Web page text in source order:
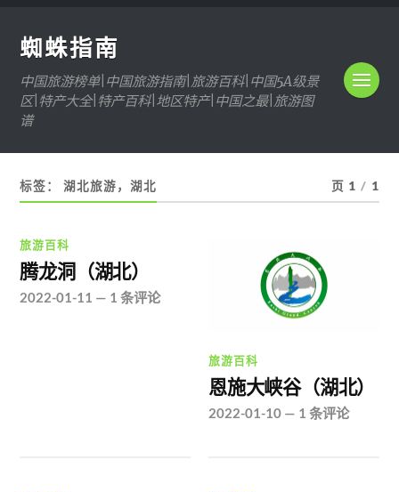
蜘蛛指南
中国旅游榜单|中国旅游指南|旅游百科|中国5A级景
区|特产大全|特产百科|地区特产|中国之最|旅游图
谱
标签：湖北旅游，湖北 页 1 / 1
旅游百科
腾龙洞（湖北）
2022-01-11 — 1 条评论
旅游百科
恩施大峡谷（湖北）
2022-01-10 — 1 条评论